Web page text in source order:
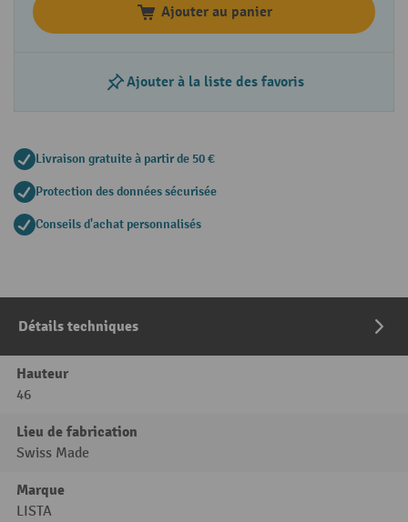
Ajouter au panier
Ajouter à la liste des favoris
Livraison gratuite à partir de 50 €
Protection des données sécurisée
Conseils d'achat personnalisés
Détails techniques
Hauteur
46
Lieu de fabrication
Swiss Made
Marque
LISTA